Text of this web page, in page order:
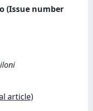
(Issue number
article)